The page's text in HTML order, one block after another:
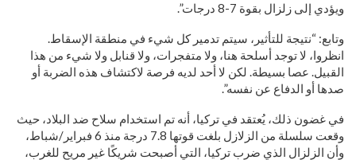
ويؤدي إلى زلزال بقوة 7-8 درجات”.
وتابع: “نتيجة للتأثير، سيتم تدمير كل شيء في منطقة الإسقاط.
انظروا، لا توجد أسلحة هنا، ولا متفجرات، ولا قنابل ولا شيء من هذا
القبيل. عصا بسيطة. لكن لا أحد لديه فرصة لاكتشاف هذه الضربة أو
صدها أو الدفاع عن نفسه”.
في غضون ذلك، يُعتقد في تركيا، أنه تم استخدام سلاح ضد البلاد، حيث
وقعت سلسلة من الزلازل بلغت قوتها 7.8 درجة منذ 6 فبراير/شباط،
وأن الزلزال الذي ضرب تركيا، التي أصبحت شريكًا غير مريح للغرب،